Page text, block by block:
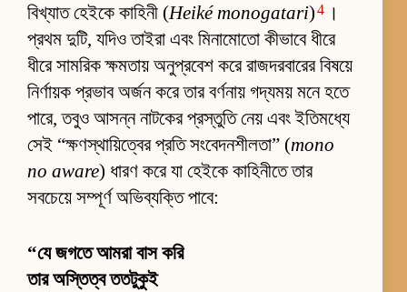
বিখ্যাত হেইকে কাহিনী (Heiké monogatari)4 ।
প্রথম দুটি, যদিও তাইরা এবং মিনামোতো কীভাবে ধীরে
ধীরে সামরিক ক্ষমতায় অনুপ্রবেশ করে রাজদরবারের বিষয়ে
নির্ণায়ক প্রভাব অর্জন করে তার বর্ণনায় গদ্যময় মনে হতে
পারে, তবুও আসন্ন নাটকের প্রস্তুতি নেয় এবং ইতিমধ্যে
সেই “ক্ষণস্থায়িত্বের প্রতি সংবেদনশীলতা” (mono
no aware) ধারণ করে যা হেইকে কাহিনীতে তার
সবচেয়ে সম্পূর্ণ অভিব্যক্তি পাবে:
“যে জগতে আমরা বাস করি
তার অস্তিত্ব ততটুকুই